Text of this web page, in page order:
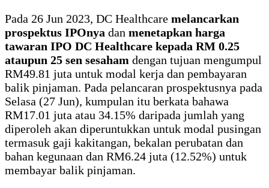
Pada 26 Jun 2023, DC Healthcare melancarkan
prospektus IPOnya dan menetapkan harga
tawaran IPO DC Healthcare kepada RM 0.25
ataupun 25 sen sesaham dengan tujuan mengumpul
RM49.81 juta untuk modal kerja dan pembayaran
balik pinjaman. Pada pelancaran prospektusnya pada
Selasa (27 Jun), kumpulan itu berkata bahawa
RM17.01 juta atau 34.15% daripada jumlah yang
diperoleh akan diperuntukkan untuk modal pusingan
termasuk gaji kakitangan, bekalan perubatan dan
bahan kegunaan dan RM6.24 juta (12.52%) untuk
membayar balik pinjaman.